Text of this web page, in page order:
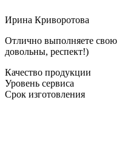
Ирина Криворотова
Отлично выполняете свою
довольны, респект!)
Качество продукции
Уровень сервиса
Срок изготовления